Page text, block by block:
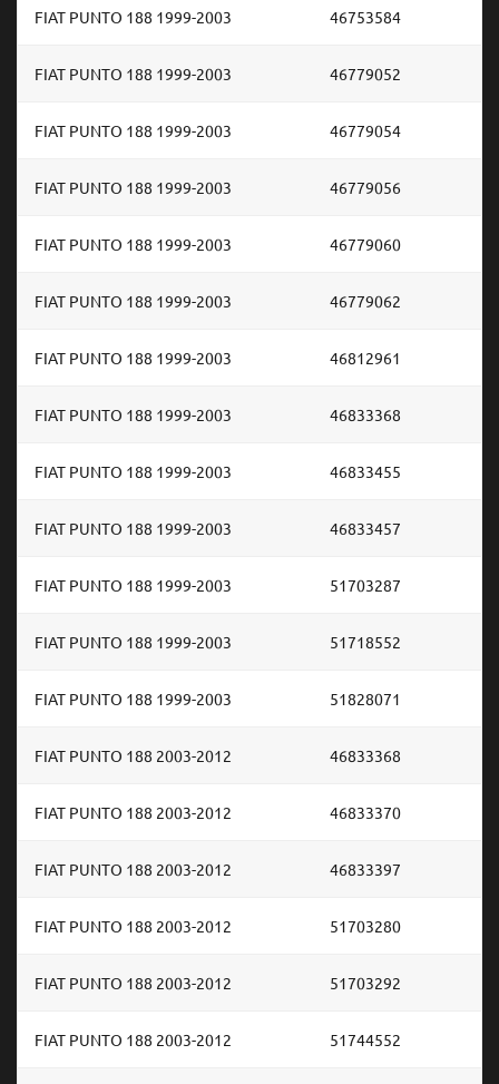
FIAT PUNTO 188 1999-2003 46753584
FIAT PUNTO 188 1999-2003 46779052
FIAT PUNTO 188 1999-2003 46779054
FIAT PUNTO 188 1999-2003 46779056
FIAT PUNTO 188 1999-2003 46779060
FIAT PUNTO 188 1999-2003 46779062
FIAT PUNTO 188 1999-2003 46812961
FIAT PUNTO 188 1999-2003 46833368
FIAT PUNTO 188 1999-2003 46833455
FIAT PUNTO 188 1999-2003 46833457
FIAT PUNTO 188 1999-2003 51703287
FIAT PUNTO 188 1999-2003 51718552
FIAT PUNTO 188 1999-2003 51828071
FIAT PUNTO 188 2003-2012 46833368
FIAT PUNTO 188 2003-2012 46833370
FIAT PUNTO 188 2003-2012 46833397
FIAT PUNTO 188 2003-2012 51703280
FIAT PUNTO 188 2003-2012 51703292
FIAT PUNTO 188 2003-2012 51744552